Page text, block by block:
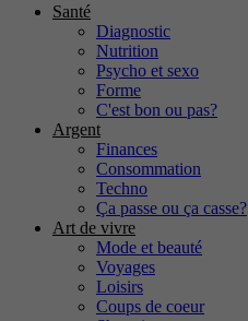
Santé
Diagnostic
Nutrition
Psycho et sexo
Forme
C'est bon ou pas?
Argent
Finances
Consommation
Techno
Ça passe ou ça casse?
Art de vivre
Mode et beauté
Voyages
Loisirs
Coups de coeur